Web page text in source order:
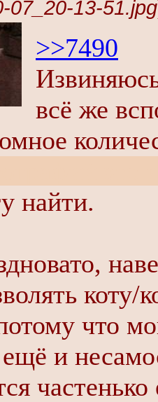
07_20-13-51.jpg
>>7490
всё же
найти.
коту/
что
ещё и